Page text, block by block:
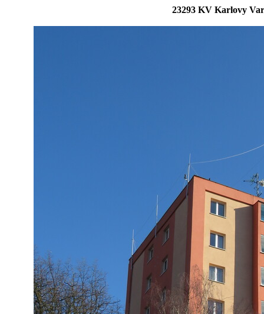
23293 KV Karlovy